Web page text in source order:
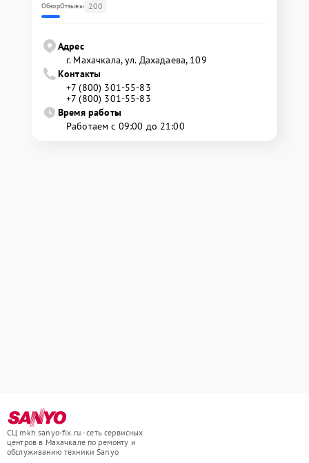
ОбзорОтзывы 200
Адрес
г. Махачкала, ул. Дахадаева, 109
Контакты
+7 (800) 301-55-83
+7 (800) 301-55-83
Время работы
Работаем с 09:00 до 21:00
СЦ mkh.sanyo-fix.ru - сеть сервисных
центров в Махачкале по ремонту и
обслуживанию техники Sanyo